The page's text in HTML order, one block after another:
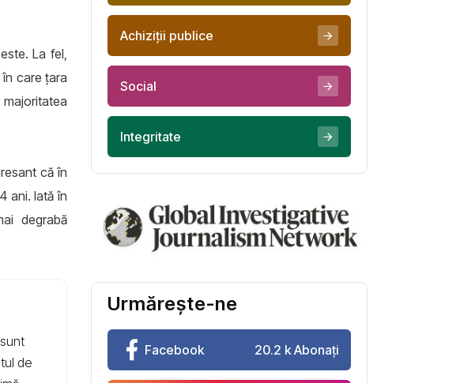
La fel,
în care țara
majoritatea
că în
ani. Iată în
degrabă
de
Achiziţii publice
Social
Integritate
Urmărește-ne
Facebook 20.2 k Abonați